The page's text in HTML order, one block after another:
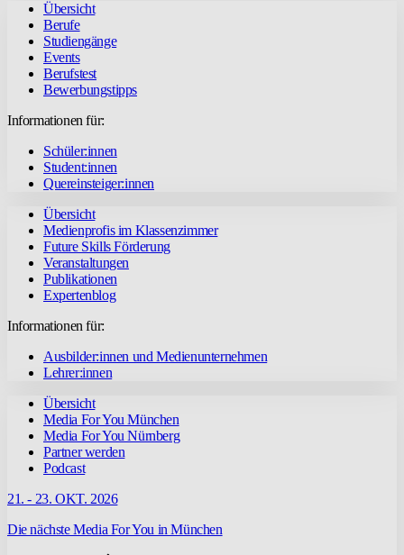
Übersicht
Berufe
Studiengänge
Events
Berufstest
Bewerbungstipps
Informationen für:
Schüler:innen
Student:innen
Quereinsteiger:innen
Übersicht
Medienprofis im Klassenzimmer
Future Skills Förderung
Veranstaltungen
Publikationen
Expertenblog
Informationen für:
Ausbilder:innen und Medienunternehmen
Lehrer:innen
Übersicht
Media For You München
Media For You Nürnberg
Partner werden
Podcast
21. - 23. OKT. 2026
Die nächste Media For You in München